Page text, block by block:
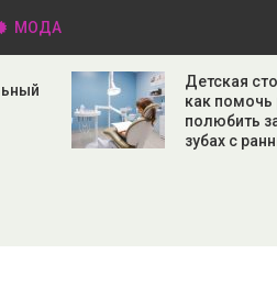
МОДА
Детская
как помочь
полюбить
зубах с